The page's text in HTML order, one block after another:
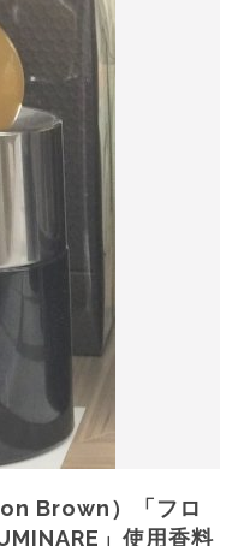
Brown）「フロ
」使用香料